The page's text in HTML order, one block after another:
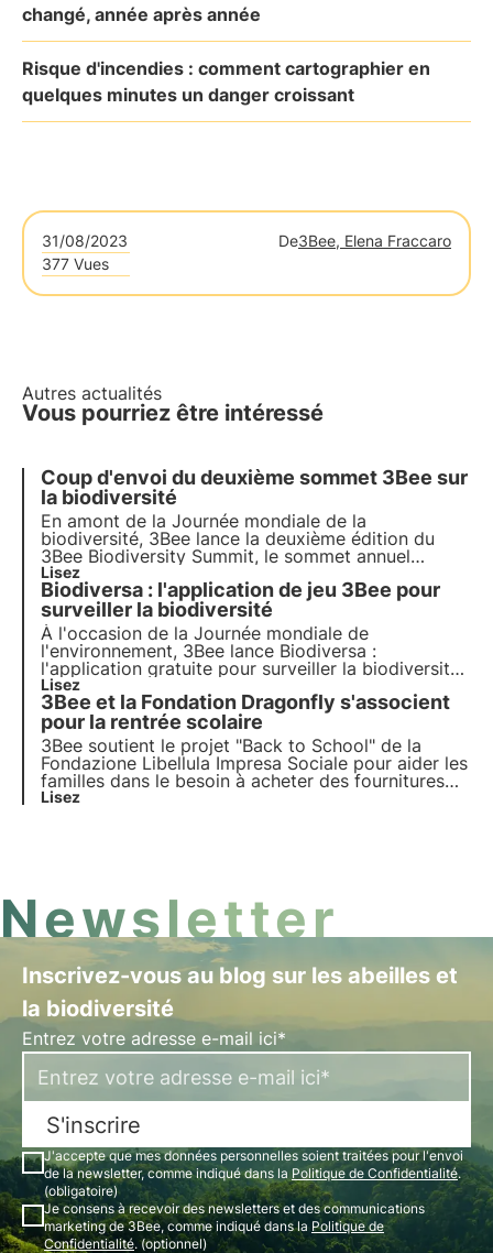
changé, année après année
Risque d'incendies : comment cartographier en
quelques minutes un danger croissant
31/08/2023 De3Bee, Elena Fraccaro
377 Vues
Autres actualités
Vous pourriez être intéressé
Coup d'envoi du deuxième sommet 3Bee sur
la biodiversité
En amont de la Journée mondiale de la
biodiversité, 3Bee lance la deuxième édition du
3Bee Biodiversity Summit, le sommet annuel
entièrement dédié à la biodiversité qui se tiendra le
21 mai 2024 à Milan. Découvrez le programme, les
activités et les modalités de participation.
Lisez
Biodiversa : l'application de jeu 3Bee pour
surveiller la biodiversité
À l'occasion de la Journée mondiale de
l'environnement, 3Bee lance Biodiversa :
l'application gratuite pour surveiller la biodiversité
et protéger les écosystèmes. Un projet de science
citoyenne qui vise à collectiviser la préservation de
la biodiversité par le biais du "snap and protect".
Lisez
3Bee et la Fondation Dragonfly s'associent
pour la rentrée scolaire
3Bee soutient le projet "Back to School" de la
Fondazione Libellula Impresa Sociale pour aider les
familles dans le besoin à acheter des fournitures
scolaires en prévision de la rentrée des classes,
Lisez
Newsletter
Inscrivez-vous au blog sur les abeilles et
la biodiversité
Entrez votre adresse e-mail ici*
S'inscrire
J'accepte que mes données personnelles soient traitées pour l'envoi
de la newsletter, comme indiqué dans la Politique de Confidentialité.
(obligatoire)
Je consens à recevoir des newsletters et des communications
marketing de 3Bee, comme indiqué dans la Politique de
Confidentialité. (optionnel)